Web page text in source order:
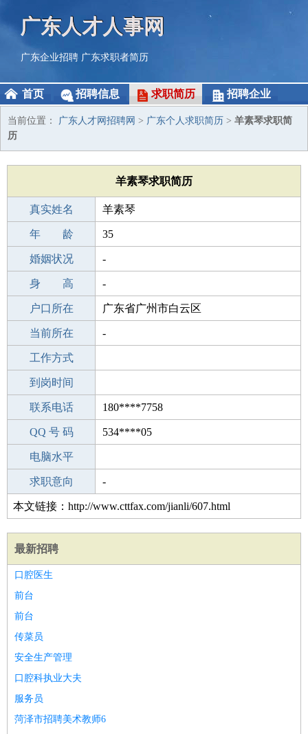
广东人才人事网
广东企业招聘 广东求职者简历
首页 招聘信息 求职简历 招聘企业
当前位置： 广东人才网招聘网 > 广东个人求职简历 > 羊素琴求职简
历
羊素琴求职简历
真实姓名 羊素琴
性 别 女
年 龄 35
出生年月 1991-07-10
婚姻状况 -
学 历 初中
身 高 -
毕业学校 郴州栗源镇明星学校
户口所在 广东省广州市白云区
所学专业 -
当前所在 -
工作经验
工作方式
驾 照
到岗时间
期望月薪
联系电话 180****7758
手机号码 180****7758
QQ 号 码 534****05
微信号码
电脑水平
外语水平
求职意向 -
本文链接：http://www.cttfax.com/jianli/607.html
最新招聘
口腔医生
前台
前台
传菜员
安全生产管理
口腔科执业大夫
服务员
菏泽市招聘美术教师6